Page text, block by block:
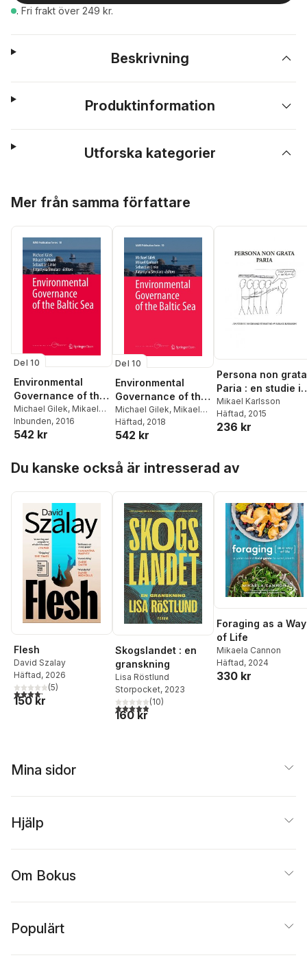
. Fri frakt över 249 kr.
Beskrivning
Produktinformation
Utforska kategorier
Mer från samma författare
Del 10
Environmental
Governance of the
Baltic Sea
Michael Gilek, Mikael
Karlsson,Sebastian
Linke ,Katarzyna
Inbunden, 2016
542 kr
Del 10
Environmental
Governance of the
Baltic Sea
Michael Gilek, Mikael
Karlsson,Sebastian
Linke ,Katarzyna
Häftad, 2018
542 kr
Persona non grata
Paria : en studie i
sociologi
Mikael Karlsson
Häftad, 2015
236 kr
Du kanske också är intresserad av
Flesh
David Szalay
Häftad, 2026
4,2utav 5 stjärnor. Totalt antal röster:
(5)
150 kr
Skogslandet : en
granskning
Lisa Röstlund
Storpocket, 2023
4,9utav 5 stjärnor. Totalt antal röster:
(10)
160 kr
Foraging as a Way
of Life
Mikaela Cannon
Häftad, 2024
330 kr
Mina sidor
Hjälp
Om Bokus
Populärt